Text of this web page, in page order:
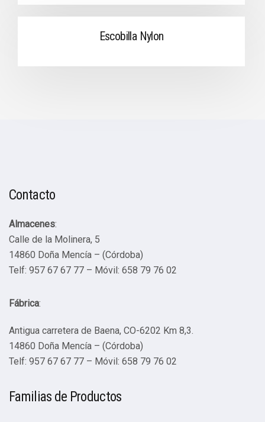
Escobilla Nylon
Contacto
Almacenes:
Calle de la Molinera, 5
14860 Doña Mencía – (Córdoba)
Telf: 957 67 67 77 – Móvil: 658 79 76 02
Fábrica:
Antigua carretera de Baena, CO-6202 Km 8,3.
14860 Doña Mencía – (Córdoba)
Telf: 957 67 67 77 – Móvil: 658 79 76 02
Familias de Productos